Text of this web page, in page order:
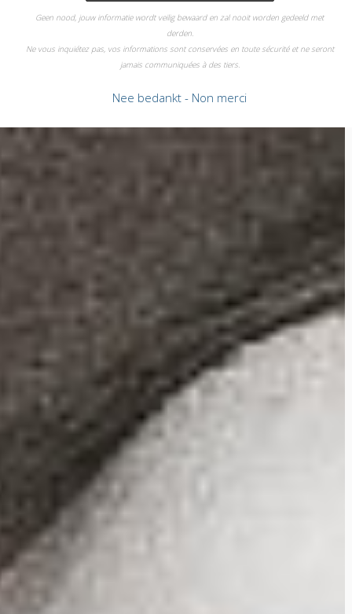
Geen nood, jouw informatie wordt veilig bewaard en zal nooit worden gedeeld met
derden.
Ne vous inquiétez pas, vos informations sont conservées en toute sécurité et ne seront
jamais communiquées à des tiers.
Nee bedankt - Non merci